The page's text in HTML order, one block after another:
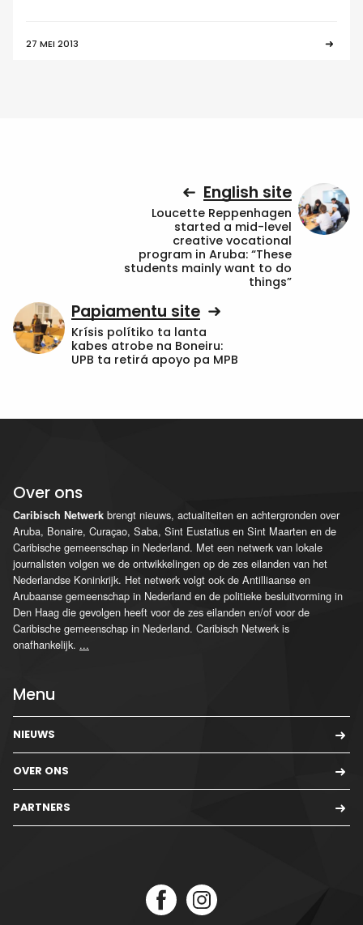
27 MEI 2013
English site
Loucette Reppenhagen
started a mid-level
creative vocational
program in Aruba: “These
students mainly want to do
things”
Papiamentu site
Krísis polítiko ta lanta
kabes atrobe na Boneiru:
UPB ta retirá apoyo pa MPB
Over ons
Caribisch Netwerk brengt nieuws, actualiteiten en achtergronden over
Aruba, Bonaire, Curaçao, Saba, Sint Eustatius en Sint Maarten en de
Caribische gemeenschap in Nederland. Met een netwerk van lokale
journalisten volgen we de ontwikkelingen op de zes eilanden van het
Nederlandse Koninkrijk. Het netwerk volgt ook de Antilliaanse en
Arubaanse gemeenschap in Nederland en de politieke besluitvorming in
Den Haag die gevolgen heeft voor de zes eilanden en/of voor de
Caribische gemeenschap in Nederland. Caribisch Netwerk is
onafhankelijk. ...
Menu
NIEUWS
OVER ONS
PARTNERS